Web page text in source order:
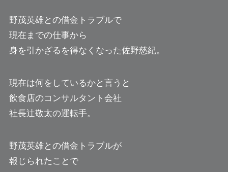
野茂英雄との借金トラブルで
現在までの仕事から
身を引かざるを得なくなった佐野慈紀。
現在は何をしているかと言うと
飲食店のコンサルタント会社
社長辻敬太の運転手。
野茂英雄との借金トラブルが
報じられたことで